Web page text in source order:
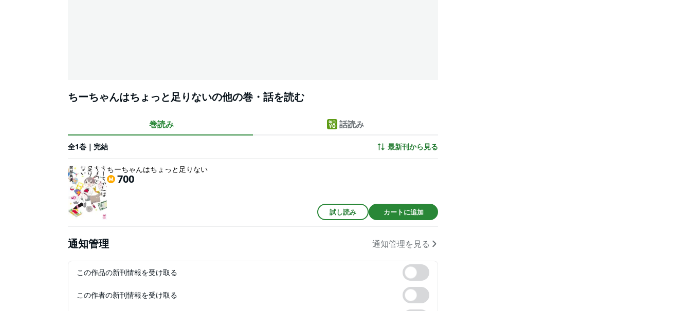
ちーちゃんはちょっと足りないの他の巻・話を読む
巻読み 話読み
全1巻｜完結 最新刊から見る
ちーちゃんはちょっと足りない
700
試し読み カートに追加
通知管理 通知管理を見る
この作品の新刊情報を受け取る
この作者の新刊情報を受け取る